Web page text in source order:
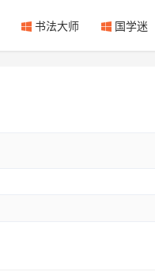
书法大师 国学迷